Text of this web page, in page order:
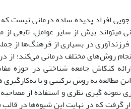
افراد پدیده ساده درمانی نیست
می­تواند بیش از سایر عوامل، تابعی
در بسیاری از فرهنگ‌ها از
روش‌های مختلف درمانی می‌کند؛ از
کنکاش جامعه شناختی در حوزه
مطالعه به روش ترکیبی و با
گرفت که در نهایت این شیوه‌ها در